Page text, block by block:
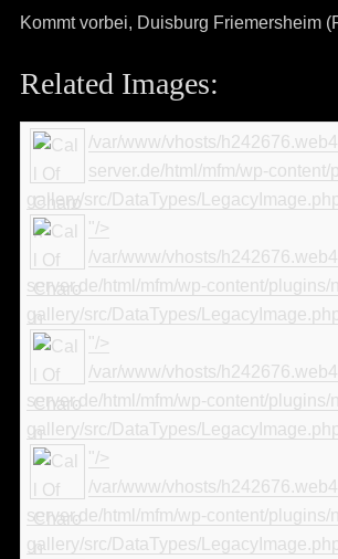
Kommt vorbei, Duisburg Friemersheim
Related Images:
/var/www/vhosts/
server.de/html/mfm/wp-
gallery/src/DataTypes/
"/>
/var/www/vhosts/
server.de/html/mfm/wp-content/plugins/
gallery/src/DataTypes/
"/>
/var/www/vhosts/
server.de/html/mfm/wp-content/plugins/
gallery/src/DataTypes/
"/>
/var/www/vhosts/
server.de/html/mfm/wp-content/plugins/
gallery/src/DataTypes/